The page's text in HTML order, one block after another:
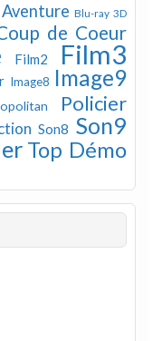
Aventure Blu-ray 3D
de Coeur
Film2 Film3
Image8 Image9
Policier
Son8 Son9
Top Démo